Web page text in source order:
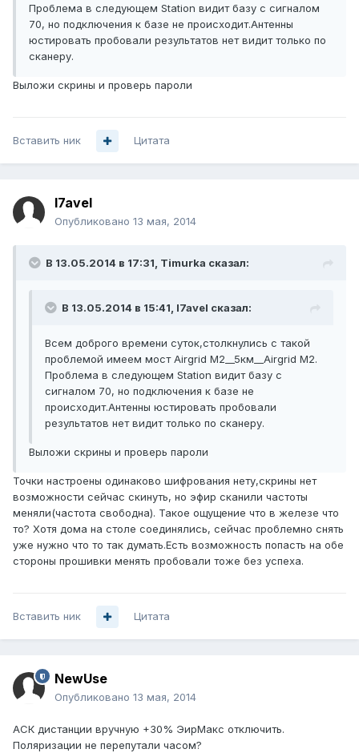
Проблема в следующем Station видит базу с сигналом
70, но подключения к базе не происходит.Антенны
юстировать пробовали результатов нет видит только по
сканеру.
Выложи скрины и проверь пароли
Вставить ник Цитата
l7avel
Опубликовано 13 мая, 2014
В 13.05.2014 в 17:31, Timurka сказал:
В 13.05.2014 в 15:41, l7avel сказал:
Всем доброго времени суток,столкнулись с такой
проблемой имеем мост Airgrid M2__5км__Airgrid M2.
Проблема в следующем Station видит базу с
сигналом 70, но подключения к базе не
происходит.Антенны юстировать пробовали
результатов нет видит только по сканеру.
Выложи скрины и проверь пароли
Точки настроены одинаково шифрования нету,скрины нет
возможности сейчас скинуть, но эфир сканили частоты
меняли(частота свободна). Такое ощущение что в железе что
то? Хотя дома на столе соединялись, сейчас проблемно снять
уже нужно что то так думать.Есть возможность попасть на обе
стороны прошивки менять пробовали тоже без успеха.
Вставить ник Цитата
NewUse
Опубликовано 13 мая, 2014
АСК дистанции вручную +30% ЭирМакс отключить.
Поляризации не перепутали часом?